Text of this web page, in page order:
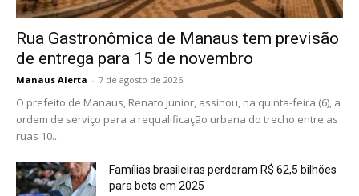
Rua Gastronômica de Manaus tem previsão
de entrega para 15 de novembro
Manaus Alerta - 7 de agosto de 2026
O prefeito de Manaus, Renato Junior, assinou, na quinta-feira (6), a
ordem de serviço para a requalificação urbana do trecho entre as
ruas 10...
Famílias brasileiras perderam R$ 62,5 bilhões
para bets em 2025